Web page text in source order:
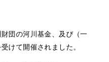
団の河川基金、及び（一
けて開催されました。